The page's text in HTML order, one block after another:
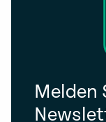
Melden